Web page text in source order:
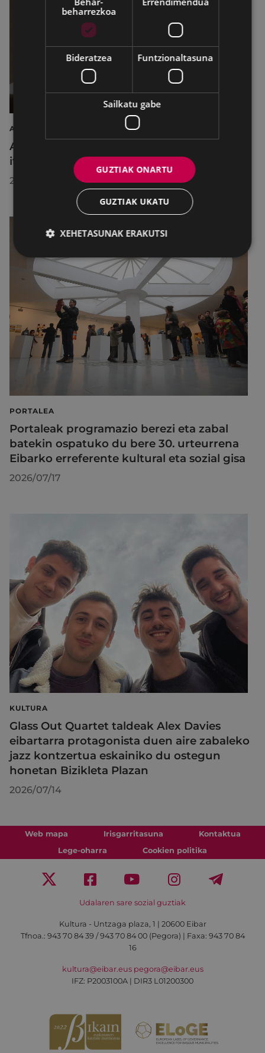
AIRE LIBREKO ZINEMA
Aire libreko abuztuko zinema Untzagara
itzuliko da lau proiekziorekin
2026/07/22
PORTALEA
Portaleak programazio berezi eta zabal
batekin ospatuko du bere 30. urteurrena
Eibarko erreferente kultural eta sozial gisa
2026/07/17
KULTURA
Glass Out Quartet taldeak Alex Davies
eibartarra protagonista duen aire zabaleko
jazz kontzertua eskainiko du ostegun
honetan Bizikleta Plazan
2026/07/14
Web mapa Irisgarritasuna
Kontaktua
Lege-oharra
Cookien politika
Udalaren sare sozial guztiak
Kultura - Untzaga plaza, 1 | 20600 Eibar
Tfnoa.: 943 70 84 39 / 943 70 84 00 (Pegora) | Faxa: 943 70 84
16
kultura@eibar.eus pegora@eibar.eus
IFZ: P2003100A | DIR3 L01200300
beharrezkoa
Bideratzea Funtzionaltasuna
Sailkatu gabe
GUZTIAK ONARTU
GUZTIAK UKATU
XEHETASUNAK ERAKUTSI